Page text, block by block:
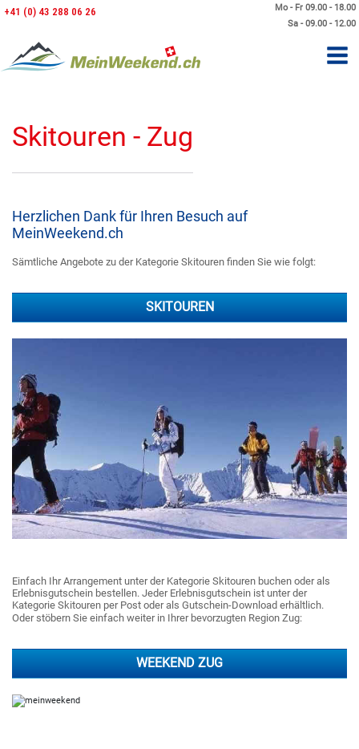
Mo - Fr 09.00 - 18.00
Sa - 09.00 - 12.00
+41 (0) 43 288 06 26
Skitouren - Zug
Herzlichen Dank für Ihren Besuch auf
MeinWeekend.ch
Sämtliche Angebote zu der Kategorie Skitouren finden Sie wie folgt:
SKITOUREN
Einfach Ihr Arrangement unter der Kategorie Skitouren buchen oder als
Erlebnisgutschein bestellen. Jeder Erlebnisgutschein ist unter der
Kategorie Skitouren per Post oder als Gutschein-Download erhältlich.
Oder stöbern Sie einfach weiter in Ihrer bevorzugten Region Zug:
WEEKEND ZUG